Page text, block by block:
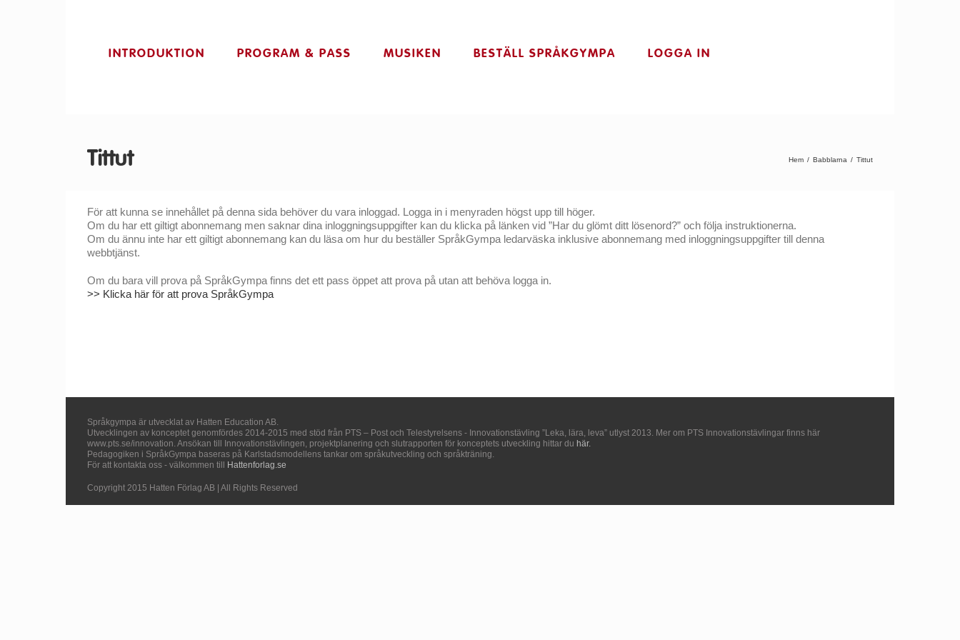
INTRODUKTION PROGRAM & PASS MUSIKEN BESTÄLL SPRÅKGYMPA LOGGA IN
Tittut Hem / Babblarna / Tittut
För att kunna se innehållet på denna sida behöver du vara inloggad. Logga in i menyraden högst upp till höger.
Om du har ett giltigt abonnemang men saknar dina inloggningsuppgifter kan du klicka på länken vid ”Har du glömt ditt lösenord?” och följa instruktionerna.
Om du ännu inte har ett giltigt abonnemang kan du läsa om hur du beställer SpråkGympa ledarväska inklusive abonnemang med inloggningsuppgifter till denna
webbtjänst.
Om du bara vill prova på SpråkGympa finns det ett pass öppet att prova på utan att behöva logga in.
>> Klicka här för att prova SpråkGympa
Språkgympa är utvecklat av Hatten Education AB.
Utvecklingen av konceptet genomfördes 2014-2015 med stöd från PTS – Post och Telestyrelsens - Innovationstävling ”Leka, lära, leva” utlyst 2013. Mer om PTS Innovationstävlingar finns här
www.pts.se/innovation. Ansökan till Innovationstävlingen, projektplanering och slutrapporten för konceptets utveckling hittar du här.
Pedagogiken i SpråkGympa baseras på Karlstadsmodellens tankar om språkutveckling och språkträning.
För att kontakta oss - välkommen till
Hattenforlag.se
Copyright 2015 Hatten Förlag AB | All Rights Reserved